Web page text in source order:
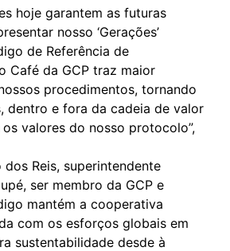
hoje garantem as futuras
nosso ‘Gerações’
de Referência de
Café da GCP traz maior
procedimentos, tornando
dentro e fora da cadeia de valor
valores do nosso protocolo”,
dos Reis, superintendente
ser membro da GCP e
mantém a cooperativa
com os esforços globais em
sustentabilidade desde à